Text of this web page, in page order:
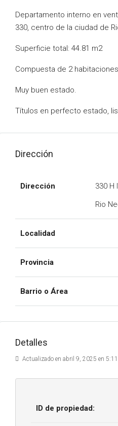
Departamento interno en
330, centro de la ciudad de
Superficie total: 44.81 m2
Compuesta de 2
Muy buen estado.
Títulos en perfecto estado,
Dirección
Dirección
330 H
Rio
Localidad
Provincia
Barrio o Área
Detalles
Actualizado en abril 9, 2025 en
ID de propiedad: